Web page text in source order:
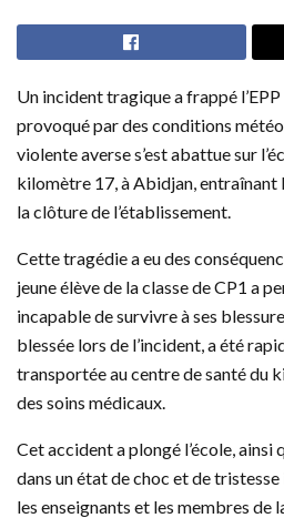
Un incident tragique a frappé
provoqué par des conditions
violente averse s’est abattue sur
kilomètre 17, à Abidjan, entraînant
la clôture de l’établissement.
Cette tragédie a eu des
jeune élève de la classe de CP1 a
incapable de survivre à ses
blessée lors de l’incident, a été
transportée au centre de santé du
des soins médicaux.
Cet accident a plongé l’école, ainsi
dans un état de choc et de
les enseignants et les membres de